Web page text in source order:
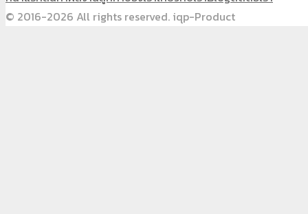
© 2016-2026 All rights reserved. iqp-Product